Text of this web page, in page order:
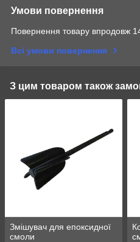
Умови повернення
Повернення товару впродовж
Всі умови повернення
З цим товаром також
Змішувач для епоксидної
смоли